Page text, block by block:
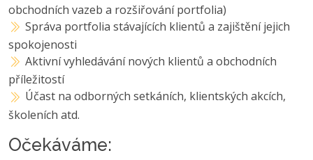
obchodních vazeb a rozšiřování portfolia)
Správa portfolia stávajících klientů a zajištění jejich
spokojenosti
Aktivní vyhledávání nových klientů a obchodních
příležitostí
Účast na odborných setkáních, klientských akcích,
školeních atd.
Očekáváme: